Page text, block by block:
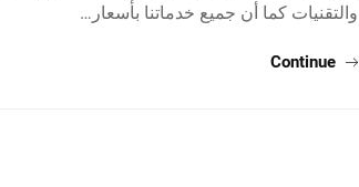
والتقنيات كما أن جميع خدماتنا بأسعار…
Continue